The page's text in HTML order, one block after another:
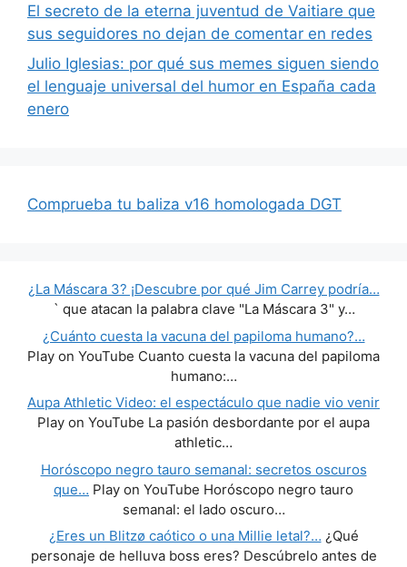
El secreto de la eterna juventud de Vaitiare que
sus seguidores no dejan de comentar en redes
Julio Iglesias: por qué sus memes siguen siendo
el lenguaje universal del humor en España cada
enero
Comprueba tu baliza v16 homologada DGT
¿La Máscara 3? ¡Descubre por qué Jim Carrey podría…
` que atacan la palabra clave "La Máscara 3" y…
¿Cuánto cuesta la vacuna del papiloma humano?…
Play on YouTube Cuanto cuesta la vacuna del papiloma
humano:…
Aupa Athletic Video: el espectáculo que nadie vio venir
Play on YouTube La pasión desbordante por el aupa
athletic…
Horóscopo negro tauro semanal: secretos oscuros
que… Play on YouTube Horóscopo negro tauro
semanal: el lado oscuro…
¿Eres un Blitzø caótico o una Millie letal?… ¿Qué
personaje de helluva boss eres? Descúbrelo antes de